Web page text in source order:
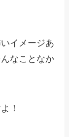
イメージあ
なことなか
！